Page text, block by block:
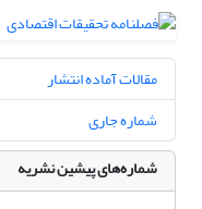
مقالات آماده انتشار
شماره جاری
شماره‌های پیشین نشریه